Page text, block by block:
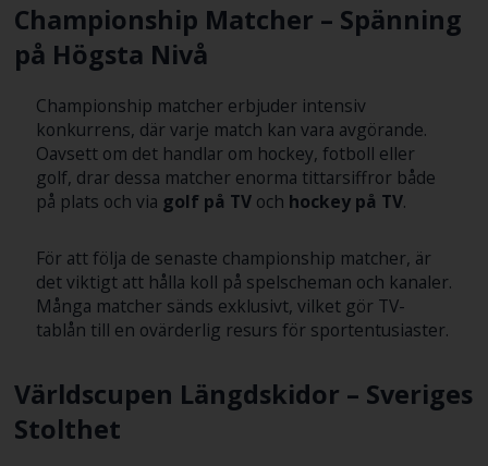
Championship Matcher – Spänning
på Högsta Nivå
Championship matcher erbjuder intensiv
konkurrens, där varje match kan vara avgörande.
Oavsett om det handlar om hockey, fotboll eller
golf, drar dessa matcher enorma tittarsiffror både
på plats och via golf på TV och hockey på TV.
För att följa de senaste championship matcher, är
det viktigt att hålla koll på spelscheman och kanaler.
Många matcher sänds exklusivt, vilket gör TV-
tablån till en ovärderlig resurs för sportentusiaster.
Världscupen Längdskidor – Sveriges
Stolthet